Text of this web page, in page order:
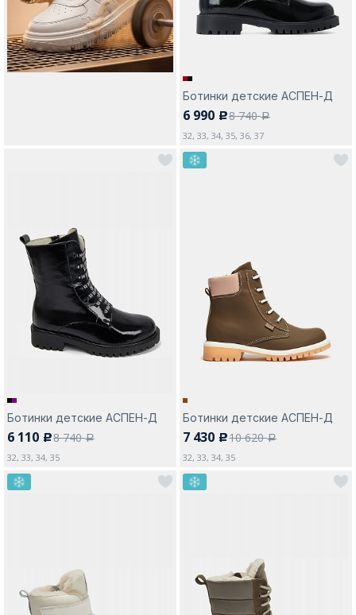
Ботинки детские АСПЕН-Д
6 990 c8 740a
32, 33, 34, 35, 36, 37
Ботинки детские АСПЕН-Д
6 110 c8 740a
32, 33, 34, 35
Ботинки детские АСПЕН-Д
7 430 c10 620a
32, 33, 34, 35